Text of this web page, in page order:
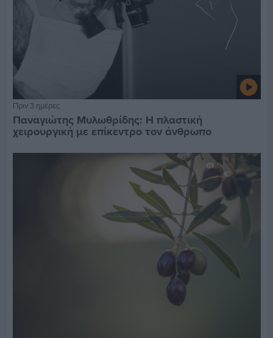
Πριν 3 ημέρες
Παναγιώτης Μυλωθρίδης: Η πλαστική
χειρουργική με επίκεντρο τον άνθρωπο